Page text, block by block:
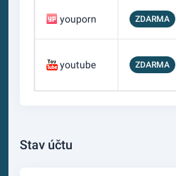
youporn ZDARMA
youtube ZDARMA
Stav účtu